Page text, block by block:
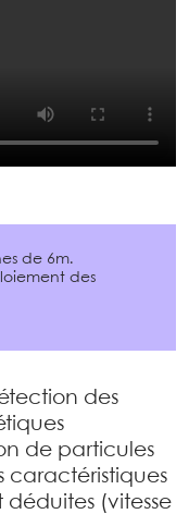
de 6m.
des
des
de particules
caractéristiques
(vitesse